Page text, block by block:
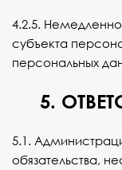
4.2.5.
субъекта
персональных
5.
5.1.
обязательства,